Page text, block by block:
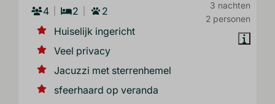
3 nachten
2 personen
4
2
2
Huiselijk ingericht
Veel privacy
Jacuzzi met sterrenhemel
sfeerhaard op veranda